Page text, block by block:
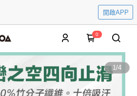
開啟APP
0
1/4